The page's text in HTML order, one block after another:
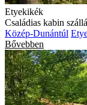
Etyekikék
Családias kabin
Közép-Dunántúl
Bővebben